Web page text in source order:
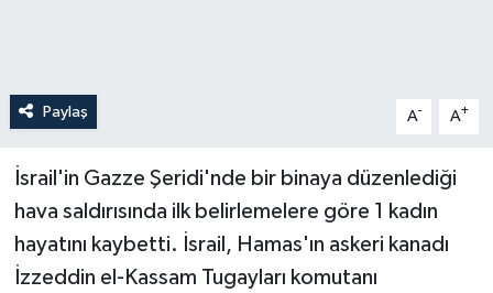
Paylaş A- A+
İsrail'in Gazze Şeridi'nde bir binaya düzenlediği
hava saldırısında ilk belirlemelere göre 1 kadın
hayatını kaybetti. İsrail, Hamas'ın askeri kanadı
İzzeddin el-Kassam Tugayları komutanı